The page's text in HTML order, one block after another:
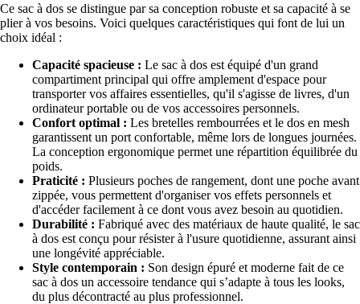
Ce sac à dos se distingue par sa conception robuste et sa capacité à se
plier à vos besoins. Voici quelques caractéristiques qui font de lui un
choix idéal :
Capacité spacieuse : Le sac à dos est équipé d'un grand
compartiment principal qui offre amplement d'espace pour
transporter vos affaires essentielles, qu'il s'agisse de livres, d'un
ordinateur portable ou de vos accessoires personnels.
Confort optimal : Les bretelles rembourrées et le dos en mesh
garantissent un port confortable, même lors de longues journées.
La conception ergonomique permet une répartition équilibrée du
poids.
Praticité : Plusieurs poches de rangement, dont une poche avant
zippée, vous permettent d'organiser vos effets personnels et
d'accéder facilement à ce dont vous avez besoin au quotidien.
Durabilité : Fabriqué avec des matériaux de haute qualité, le sac
à dos est conçu pour résister à l'usure quotidienne, assurant ainsi
une longévité appréciable.
Style contemporain : Son design épuré et moderne fait de ce
sac à dos un accessoire tendance qui s’adapte à tous les looks,
du plus décontracté au plus professionnel.